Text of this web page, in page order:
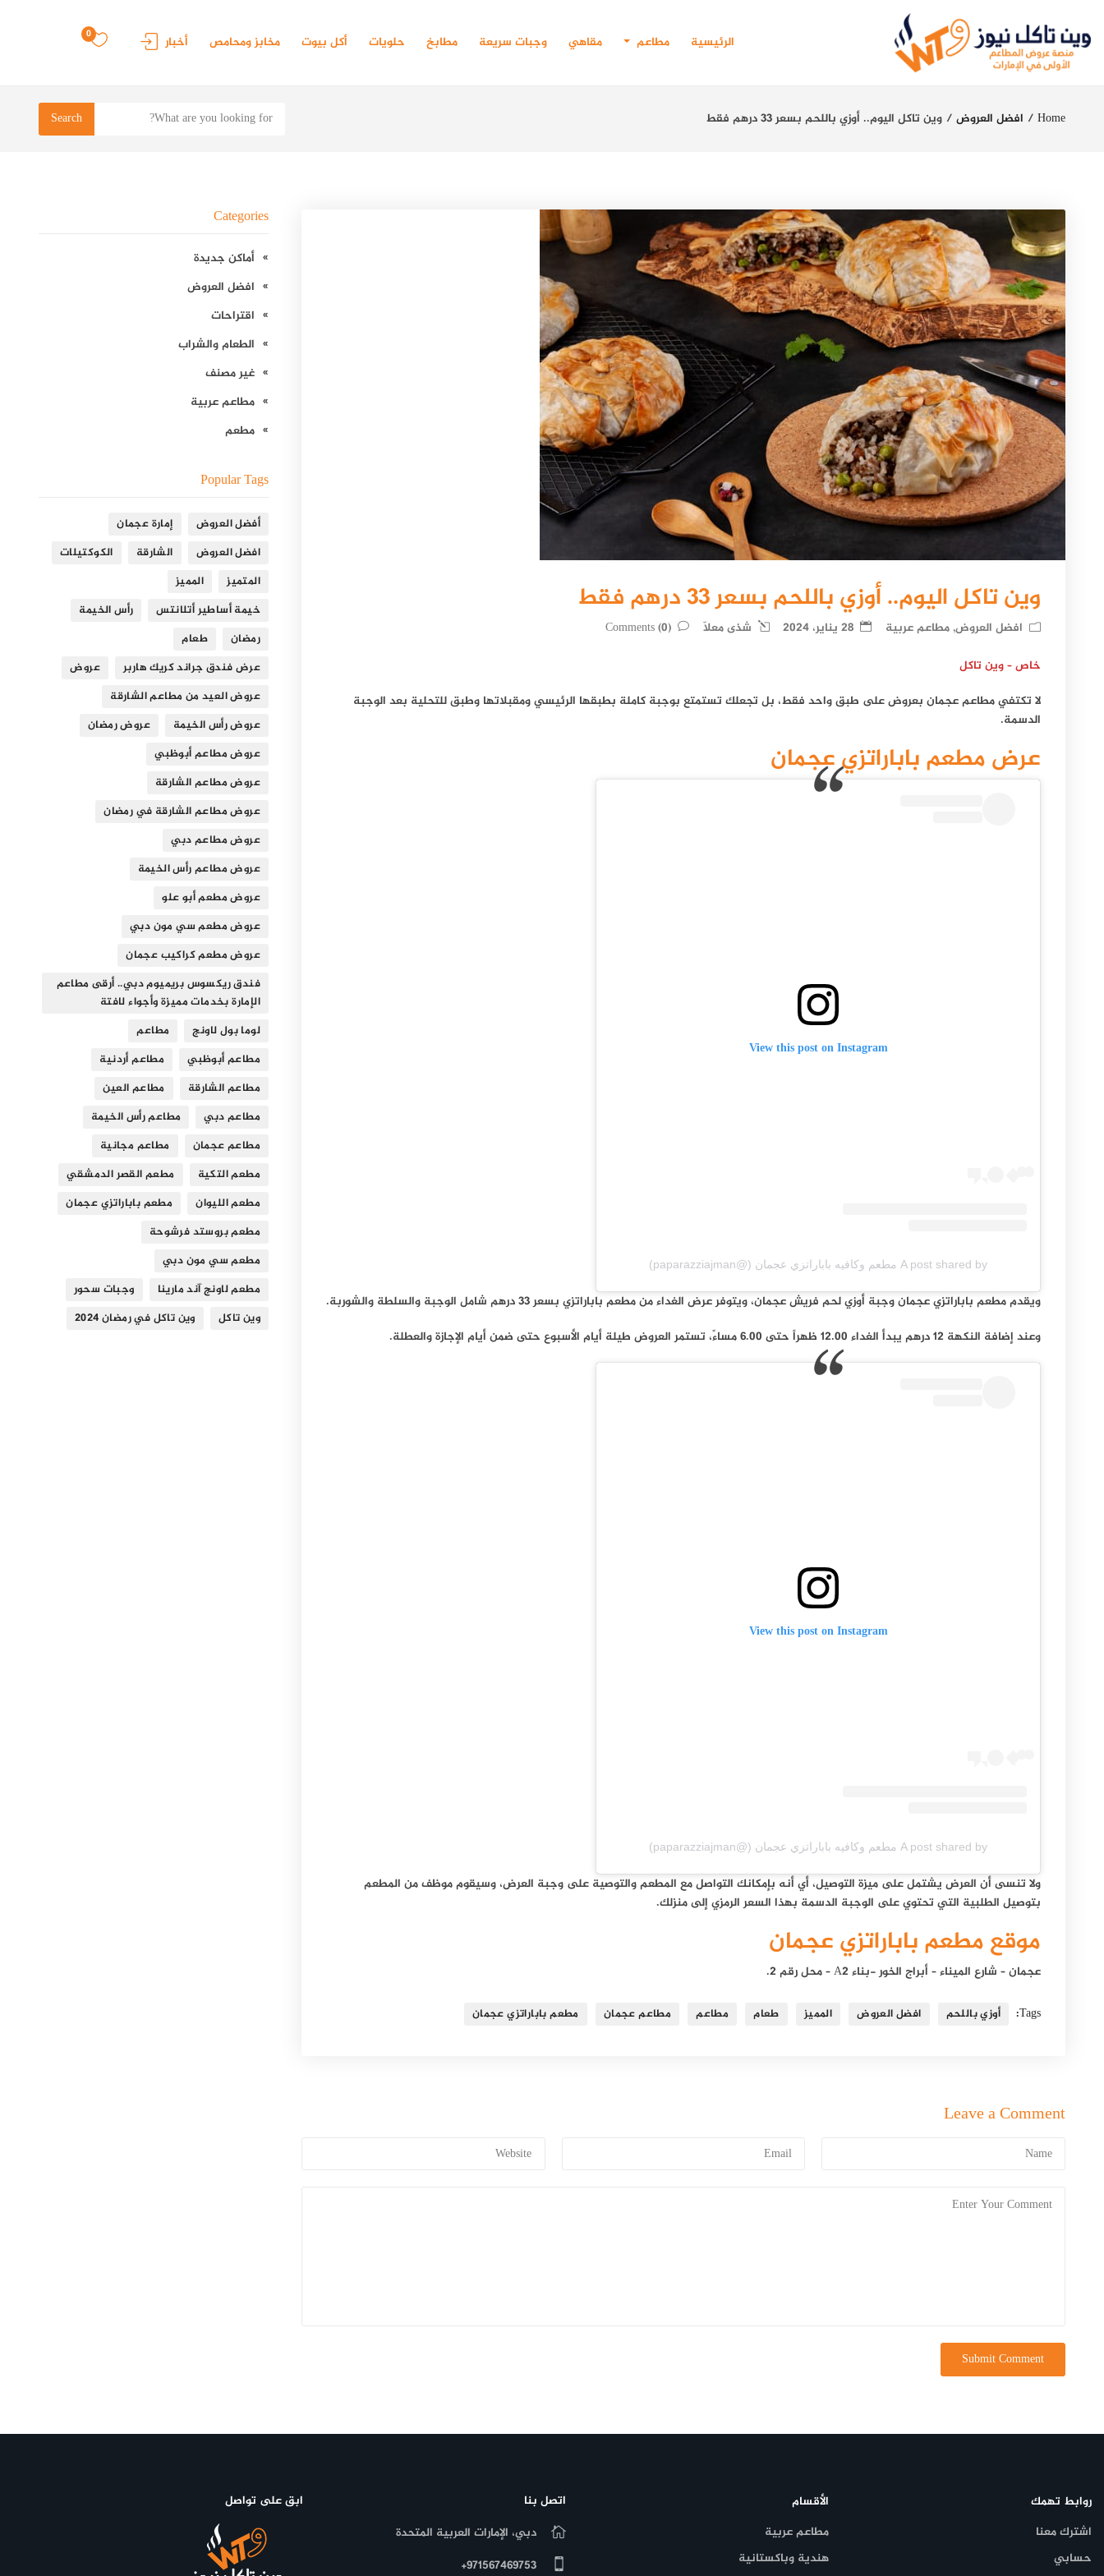
الرئيسية مطاعم مقاهي وجبات سريعة مطابخ حلويات أكل بيوت مخابز ومحامص أخبار 0
Home افضل العروض وين تاكل اليوم.. أوزي باللحم بسعر 33 درهم فقط Search
وين تاكل اليوم.. أوزي باللحم بسعر 33 درهم فقط
افضل العروض,مطاعم عربية 28 يناير، 2024 شذى معلّا (0) Comments
خاص – وين تاكل
لا تكتفي مطاعم عجمان بعروض على طبق واحد فقط، بل تجعلك تستمتع بوجبة كاملة بطبقها الرئيسي ومقبلاتها وطبق للتحلية بعد الوجبة
الدسمة.
عرض مطعم باباراتزي عجمان
View this post on Instagram
A post shared by مطعم وكافيه باباراتزي عجمان (@paparazziajman)
ويقدم مطعم باباراتزي عجمان وجبة أوزي لحم فريش عجمان، ويتوفر عرض الغداء من مطعم باباراتزي بسعر 33 درهم شامل الوجبة والسلطة والشوربة.
وعند إضافة النكهة 12 درهم يبدأ الغداء 12.00 ظهراً حتى 6.00 مساءً، تستمر العروض طيلة أيام الأسبوع حتى ضمن أيام الإجازة والعطلة.
View this post on Instagram
A post shared by مطعم وكافيه باباراتزي عجمان (@paparazziajman)
ولا تنسى أن العرض يشتمل على ميزة التوصيل، أي أنه بإمكانك التواصل مع المطعم والتوصية على وجبة العرض، وسيقوم موظف من المطعم
بتوصيل الطلبية التي تحتوي على الوجبة الدسمة بهذا السعر الرمزي إلى منزلك.
موقع مطعم باباراتزي عجمان
عجمان – شارع الميناء – أبراج الخور -بناء A2 – محل رقم 2.
Tags: أوزي باللحم افضل العروض المميز طعام مطاعم مطاعم عجمان مطعم باباراتزي عجمان
Leave a Comment
Categories
أماكن جديدة
افضل العروض
اقتراحات
الطعام والشراب
غير مصنف
مطاعم عربية
مطعم
Popular Tags
أفضل العروض
إمارة عجمان
افضل العروض
الشارقة
الكوكتيلات
المتميز
المميز
خيمة أساطير أتلانتس
رأس الخيمة
رمضان
طعام
عرض فندق جراند كريك هاربر
عروض
عروض العيد من مطاعم الشارقة
عروض رأس الخيمة
عروض رمضان
عروض مطاعم أبوظبي
عروض مطاعم الشارقة
عروض مطاعم الشارقة في رمضان
عروض مطاعم دبي
عروض مطاعم رأس الخيمة
عروض مطعم أبو علو
عروض مطعم سي مون دبي
عروض مطعم كراكيب عجمان
فندق ريكسوس بريميوم دبي.. أرقى مطاعم
الإمارة بخدمات مميزة وأجواء لافتة
لوما بول لاونج
مطاعم
مطاعم أبوظبي
مطاعم أردنية
مطاعم الشارقة
مطاعم العين
مطاعم دبي
مطاعم رأس الخيمة
مطاعم عجمان
مطاعم مجانية
مطعم التكية
مطعم القصر الدمشقي
مطعم الليوان
مطعم باباراتزي عجمان
مطعم بروستد فرشوحة
مطعم سي مون دبي
مطعم لاونج آند مارينا
وجبات سحور
وين تاكل
وين تاكل في رمضان 2024
روابط تهمك
اشترك معنا
حسابي
الأقسام
مطاعم عربية
هندية وباكستانية
اتصل بنا
دبي، الإمارات العربية المتحدة
971567469753+
ابق على تواصل